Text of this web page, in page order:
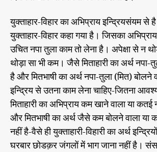
युक्ताहार-विहार का अभिप्राय इन्द्रियसंयम से
युक्ताहार-विहार कहा गया है। जिसका
उचित नपा तुला काम तो लेना है। अपेक्षा से न
थोड़ा सा भी कम। जैसे मिताहारी का अर्थ नपा-
है और मितभाषी का अर्थ नपा-तुला (मित) बोलने
इन्द्रिय से उतना काम लेना चाहिए-जितना
मिताहारी का अभिप्राय कम खाने वाला या कतई
और मितभाषी का अर्थ जैसे कम बोलने वाला या
नहीं है-वैसे ही युक्ताहारी-विहारी का अर्थ
घरबार छोडक़र जंगलों में भाग जाना नहीं है।